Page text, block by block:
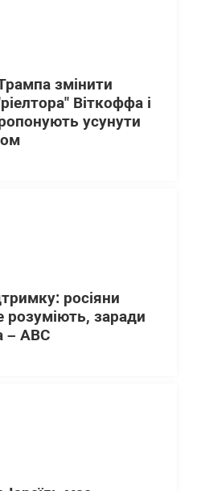
змінити
Віткоффа і
усунути
росіяни
розуміють, заради
– АВС